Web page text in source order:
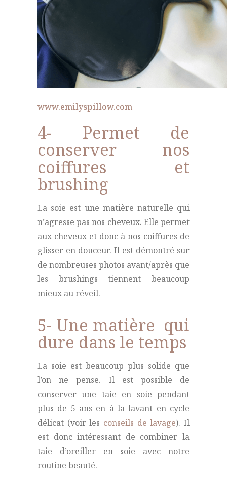
www.emilyspillow.com
4- Permet de
conserver nos
coiffures et
brushing
La soie est une matière naturelle qui
n’agresse pas nos cheveux. Elle permet
aux cheveux et donc à nos coiffures de
glisser en douceur. Il est démontré sur
de nombreuses photos avant/après que
les brushings tiennent beaucoup
mieux au réveil.
5- Une matière qui
dure dans le temps
La soie est beaucoup plus solide que
l’on ne pense. Il est possible de
conserver une taie en soie pendant
plus de 5 ans en à la lavant en cycle
délicat (voir les conseils de lavage). Il
est donc intéressant de combiner la
taie d’oreiller en soie avec notre
routine beauté.